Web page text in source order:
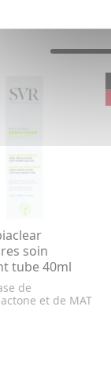
soin
tube 40ml
de
et de MAT